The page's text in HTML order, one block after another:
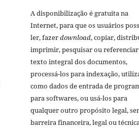
A disponibilização é gratuita na
Internet, para que os usuários
ler, fazerdownload, copiar,
imprimir, pesquisar ou
texto integral dos documentos,
processá-los para indexação,
como dados de entrada de
para softwares, ou usá-los para
qualquer outro propósito legal,
barreira financeira, legal ou